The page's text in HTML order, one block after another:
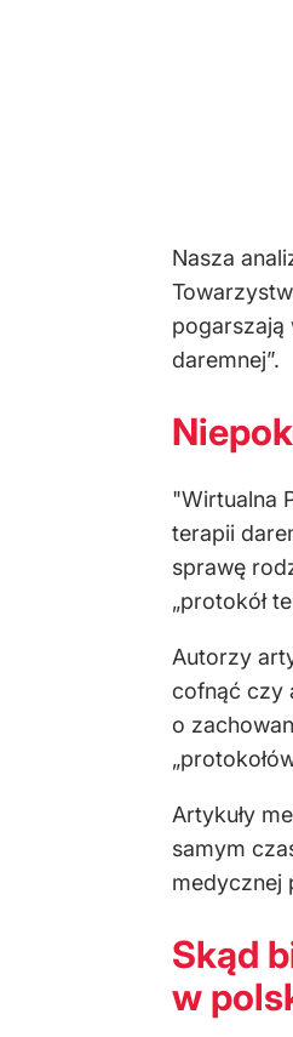
Nasza
pogarszają
daremnej”.
"Wirtualna
terapii
sprawę
„protokół
Autorzy
cofnąć czy
o
Artykuły
samym
medycznej
Skąd
w